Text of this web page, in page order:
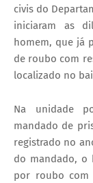
civis do
iniciaram as
homem, que já
de roubo com
localizado no
Na unidade
mandado de
registrado no
do mandado, o
por roubo com